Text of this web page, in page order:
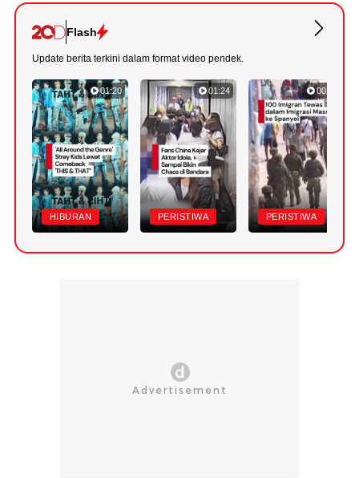
Flash
Update berita terkini dalam format video pendek.
01:20
HIBURAN
01:24
PERISTIWA
00:42
PERISTIWA